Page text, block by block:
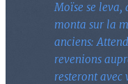
Moïse se leva,
monta sur la
anciens:
revenions
resteront avec